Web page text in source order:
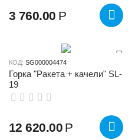
3 760.00 Р
КОД: SG000004474
Горка "Ракета + качели" SL-
19
12 620.00 Р